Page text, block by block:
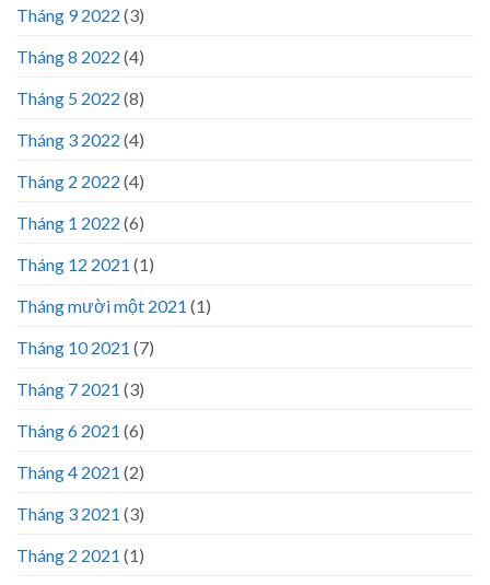
Tháng 9 2022 (3)
Tháng 8 2022 (4)
Tháng 5 2022 (8)
Tháng 3 2022 (4)
Tháng 2 2022 (4)
Tháng 1 2022 (6)
Tháng 12 2021 (1)
Tháng mười một 2021 (1)
Tháng 10 2021 (7)
Tháng 7 2021 (3)
Tháng 6 2021 (6)
Tháng 4 2021 (2)
Tháng 3 2021 (3)
Tháng 2 2021 (1)